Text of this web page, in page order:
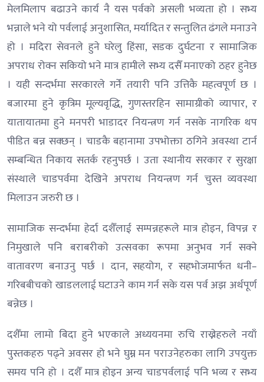
मेलमिलाप बढाउने कार्य नै यस पर्वको असली भव्यता हो । सभ्य
भन्नाले भने यो पर्वलाई अनुशासित, मर्यादित र सन्तुलित ढंगले मनाउने
हो । मदिरा सेवनले हुने घरेलु हिंसा, सडक दुर्घटना र सामाजिक
अपराध रोक्न सकियो भने मात्र हामीले सभ्य दसैँ मनाएको ठहर हुनेछ
। यही सन्दर्भमा सरकारले गर्ने तयारी पनि उत्तिकै महत्वपूर्ण छ ।
बजारमा हुने कृत्रिम मूल्यवृद्धि, गुणस्तरहिन सामाग्रीको व्यापार, र
यातायातमा हुने मनपरी भाडादर नियन्त्रण गर्न नसके नागरिक थप
पीडित बन्न सक्छन् । चाडकै बहानामा उपभोक्ता ठगिने अवस्था टार्न
सम्बन्धित निकाय सतर्क रहनुपर्छ । उता स्थानीय सरकार र सुरक्षा
संस्थाले चाडपर्वमा देखिने अपराध नियन्त्रण गर्न चुस्त व्यवस्था
मिलाउन जरुरी छ ।
सामाजिक सन्दर्भमा हेर्दा दशैँलाई सम्पन्नहरूले मात्र होइन, विपन्न र
निमुखाले पनि बराबरीको उत्सवका रूपमा अनुभव गर्न सक्ने
वातावरण बनाउनु पर्छ । दान, सहयोग, र सहभोजमार्फत धनी–
गरिबबीचको खाडललाई घटाउने काम गर्न सके यस पर्व अझ अर्थपूर्ण
बन्नेछ ।
दशैँमा लामो बिदा हुने भएकाले अध्ययनमा रुचि राख्नेहरुले नयाँ
पुस्तकहरु पढ्ने अवसर हो भने घुम्न मन पराउनेहरुका लागि उपयुक्त
समय पनि हो । दशैँ मात्र होइन अन्य चाडपर्वलाई पनि भव्य र सभ्य